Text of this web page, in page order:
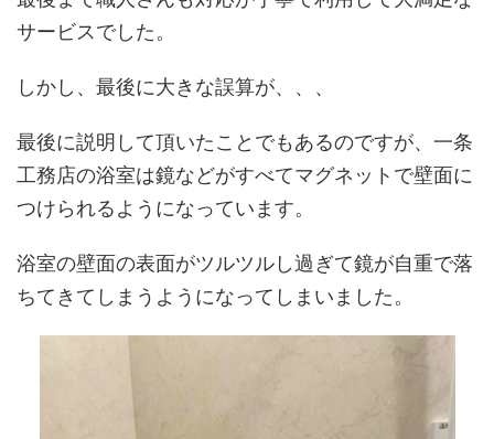
サービスでした。
しかし、最後に大きな誤算が、、、
最後に説明して頂いたことでもあるのですが、一条
工務店の浴室は鏡などがすべてマグネットで壁面に
つけられるようになっています。
浴室の壁面の表面がツルツルし過ぎて鏡が自重で落
ちてきてしまうようになってしまいました。